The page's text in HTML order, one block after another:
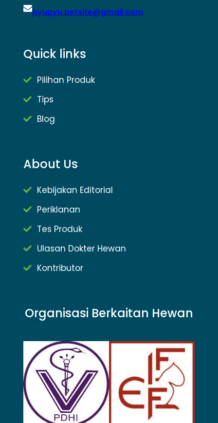
pyupyu.petsite@gmail.com
Quick links
Pilihan Produk
Tips
Blog
About Us
Kebijakan Editorial
Periklanan
Tes Produk
Ulasan Dokter Hewan
Kontributor
Organisasi Berkaitan Hewan